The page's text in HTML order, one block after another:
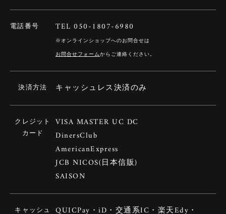
電話番号 TEL 050-1807-6980
※オンラインショップへのお問合せは
お問合せフォームからご連絡ください。
決済方法 キャッシュレス決済のみ
クレジット
カード
VISA MASTER UC DC
DinersClub
AmericanExpress
JCB NICOS(日本信販)
SAISON
キャッシュ
QUICPay・iD・交通系IC・楽天Edy・